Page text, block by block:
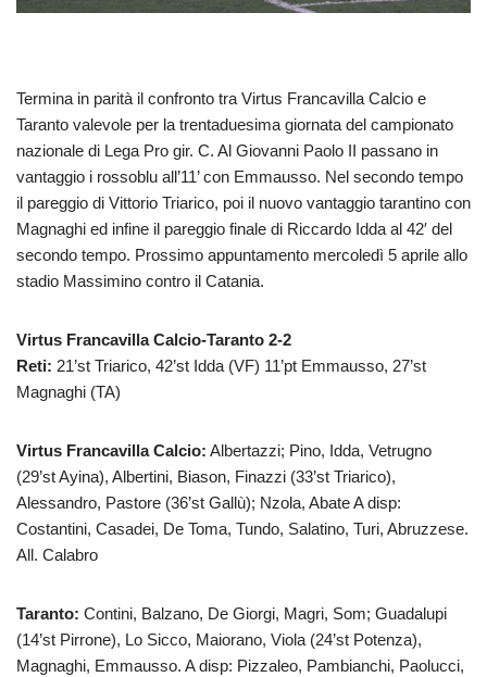
Termina in parità il confronto tra Virtus Francavilla Calcio e
Taranto valevole per la trentaduesima giornata del campionato
nazionale di Lega Pro gir. C. Al Giovanni Paolo II passano in
vantaggio i rossoblu all’11’ con Emmausso. Nel secondo tempo
il pareggio di Vittorio Triarico, poi il nuovo vantaggio tarantino con
Magnaghi ed infine il pareggio finale di Riccardo Idda al 42′ del
secondo tempo. Prossimo appuntamento mercoledì 5 aprile allo
stadio Massimino contro il Catania.
Virtus Francavilla Calcio-Taranto 2-2
Reti: 21’st Triarico, 42’st Idda (VF) 11’pt Emmausso, 27’st
Magnaghi (TA)
Virtus Francavilla Calcio: Albertazzi; Pino, Idda, Vetrugno
(29’st Ayina), Albertini, Biason, Finazzi (33’st Triarico),
Alessandro, Pastore (36’st Gallù); Nzola, Abate A disp:
Costantini, Casadei, De Toma, Tundo, Salatino, Turi, Abruzzese.
All. Calabro
Taranto: Contini, Balzano, De Giorgi, Magri, Som; Guadalupi
(14’st Pirrone), Lo Sicco, Maiorano, Viola (24’st Potenza),
Magnaghi, Emmausso. A disp: Pizzaleo, Pambianchi, Paolucci,